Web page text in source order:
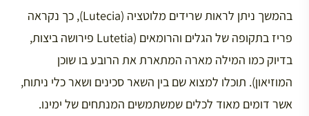
בהמשך ניתן לראות שרידים מלוטציה (Lutecia), כך נקראה
פריז בתקופה של הגלים והרומאים (Lutetia פירושה ביצות,
בדיוק כמו המילה מארה המתארת את הרובע בו שוכן
המוזיאון). תוכלו למצוא שם בין השאר סכינים ושאר כלי ניתוח,
אשר דומים מאוד לכלים שמשתמשים המנתחים של ימינו.